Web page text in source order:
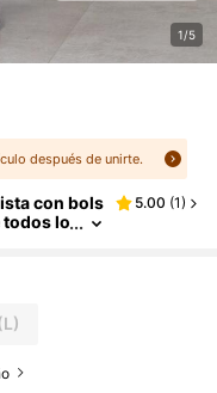
1/5
después de unirte.
con bols
todos lo
5.00 (1)